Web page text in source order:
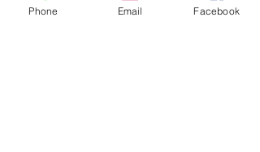
Phone Email Facebook